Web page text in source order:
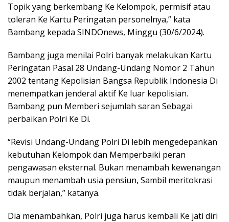
Topik yang berkembang Ke Kelompok, permisif atau
toleran Ke Kartu Peringatan personelnya,” kata
Bambang kepada SINDOnews, Minggu (30/6/2024).
Bambang juga menilai Polri banyak melakukan Kartu
Peringatan Pasal 28 Undang-Undang Nomor 2 Tahun
2002 tentang Kepolisian Bangsa Republik Indonesia Di
menempatkan jenderal aktif Ke luar kepolisian.
Bambang pun Memberi sejumlah saran Sebagai
perbaikan Polri Ke Di.
“Revisi Undang-Undang Polri Di lebih mengedepankan
kebutuhan Kelompok dan Memperbaiki peran
pengawasan eksternal. Bukan menambah kewenangan
maupun menambah usia pensiun, Sambil meritokrasi
tidak berjalan,” katanya.
Dia menambahkan, Polri juga harus kembali Ke jati diri